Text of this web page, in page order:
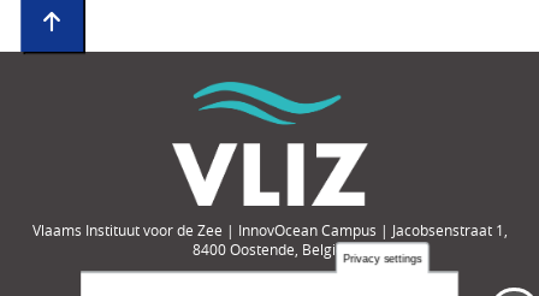
Vlaams Instituut voor de Zee | InnovOcean Campus | Jacobsenstraat 1,
8400 Oostende, BelgiëPrivacy settings